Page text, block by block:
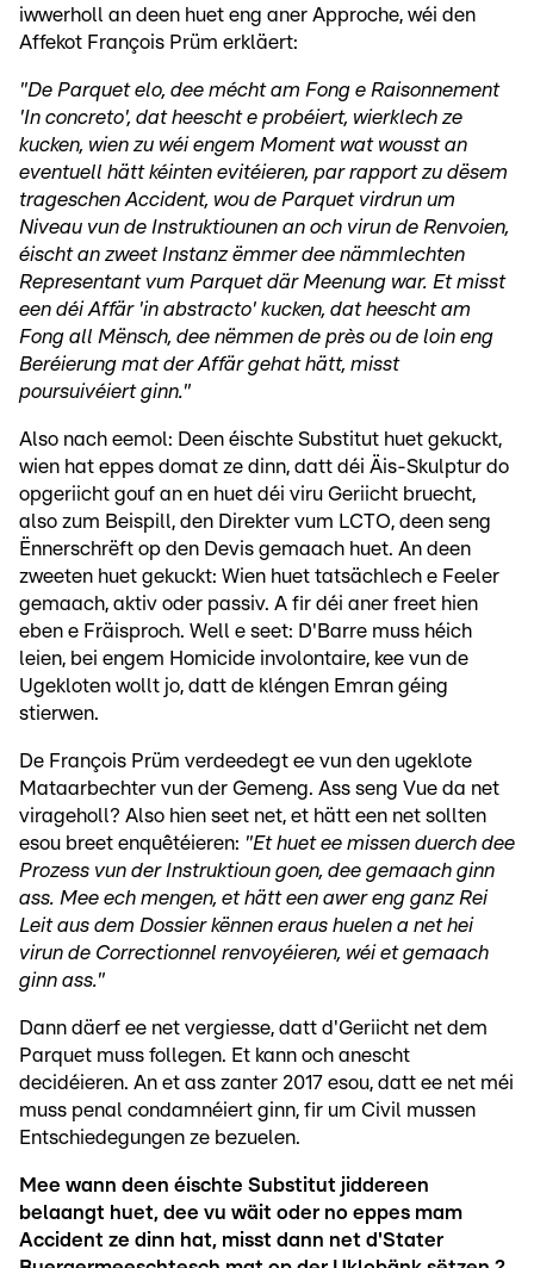
iwwerholl an deen huet eng aner Approche, wéi den
Affekot François Prüm erkläert:
"De Parquet elo, dee mécht am Fong e Raisonnement
'In concreto', dat heescht e probéiert, wierklech ze
kucken, wien zu wéi engem Moment wat wousst an
eventuell hätt kéinten evitéieren, par rapport zu dësem
trageschen Accident, wou de Parquet virdrun um
Niveau vun de Instruktiounen an och virun de Renvoien,
éischt an zweet Instanz ëmmer dee nämmlechten
Representant vum Parquet där Meenung war. Et misst
een déi Affär 'in abstracto' kucken, dat heescht am
Fong all Mënsch, dee nëmmen de près ou de loin eng
Beréierung mat der Affär gehat hätt, misst
poursuivéiert ginn."
Also nach eemol: Deen éischte Substitut huet gekuckt,
wien hat eppes domat ze dinn, datt déi Äis-Skulptur do
opgeriicht gouf an en huet déi viru Geriicht bruecht,
also zum Beispill, den Direkter vum LCTO, deen seng
Ënnerschrëft op den Devis gemaach huet. An deen
zweeten huet gekuckt: Wien huet tatsächlech e Feeler
gemaach, aktiv oder passiv. A fir déi aner freet hien
eben e Fräisproch. Well e seet: D'Barre muss héich
leien, bei engem Homicide involontaire, kee vun de
Ugekloten wollt jo, datt de kléngen Emran géing
stierwen.
De François Prüm verdeedegt ee vun den ugeklote
Mataarbechter vun der Gemeng. Ass seng Vue da net
virageholl? Also hien seet net, et hätt een net sollten
esou breet enquêtéieren: "Et huet ee missen duerch dee
Prozess vun der Instruktioun goen, dee gemaach ginn
ass. Mee ech mengen, et hätt een awer eng ganz Rei
Leit aus dem Dossier kënnen eraus huelen a net hei
virun de Correctionnel renvoyéieren, wéi et gemaach
ginn ass."
Dann däerf ee net vergiesse, datt d'Geriicht net dem
Parquet muss follegen. Et kann och anescht
decidéieren. An et ass zanter 2017 esou, datt ee net méi
muss penal condamnéiert ginn, fir um Civil mussen
Entschiedegungen ze bezuelen.
Mee wann deen éischte Substitut jiddereen
belaangt huet, dee vu wäit oder no eppes mam
Accident ze dinn hat, misst dann net d'Stater